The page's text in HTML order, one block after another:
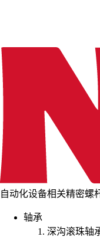
自动化设备相关精密螺
轴承
深沟滚珠轴